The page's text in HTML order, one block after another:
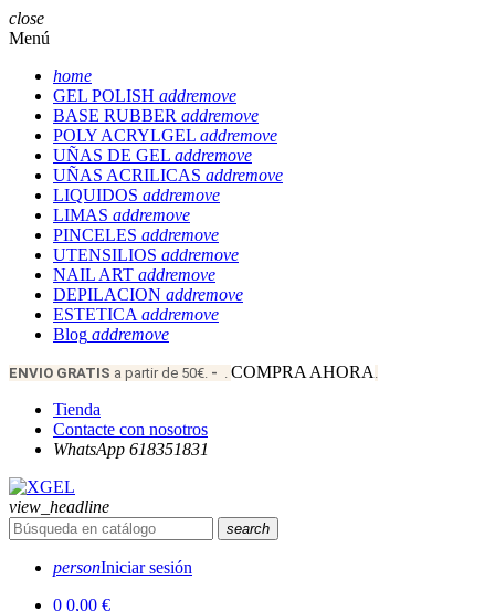
close
Menú
home
GEL POLISH addremove
BASE RUBBER addremove
POLY ACRYLGEL addremove
UÑAS DE GEL addremove
UÑAS ACRILICAS addremove
LIQUIDOS addremove
LIMAS addremove
PINCELES addremove
UTENSILIOS addremove
NAIL ART addremove
DEPILACION addremove
ESTETICA addremove
Blog addremove
ENVIO GRATIS a partir de 50€. - . COMPRA AHORA .
Tienda
Contacte con nosotros
WhatsApp 618351831
view_headline
search
personIniciar sesión
0 0,00 €